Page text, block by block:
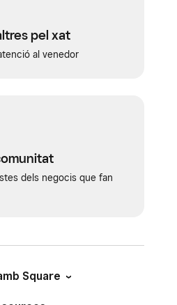
pel xat
al venedor
dels negocis que fan
Square